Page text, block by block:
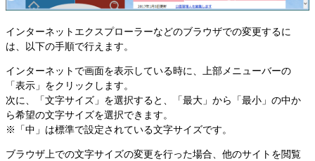
インターネットエクスプローラーなどのブラウザでの変更するに
は、以下の手順で行えます。
インターネットで画面を表示している時に、上部メニューバーの
「表示」をクリックします。
次に、「文字サイズ」を選択すると、「最大」から「最小」の中か
ら希望の文字サイズを選択できます。
※「中」は標準で設定されている文字サイズです。
ブラウザ上での文字サイズの変更を行った場合、他のサイトを閲覧